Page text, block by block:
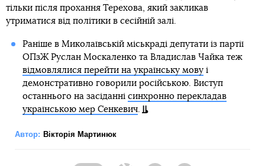
тільки після прохання Терехова, який закликав
утриматися від політики в сесійній залі.
Раніше в Миколаївській міськраді депутати із партії
ОПзЖ Руслан Москаленко та Владислав Чайка теж
відмовлялися перейти на українську мовуі
демонстративно говорили російською. Виступ
останнього на засіданні синхронно перекладав
українською мер Сенкевич.
Автор: Вікторія Мартинюк